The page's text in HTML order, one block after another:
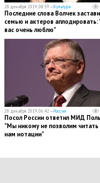
28 декабря 2019, 08:59 —Культура
​Последние слова Волчек
семью и актеров аплодировать:
вас очень люблю"
28 декабря 2019, 06:42 —Россия
Посол России ответил МИД
"Мы никому не позволим читать
нам нотации"